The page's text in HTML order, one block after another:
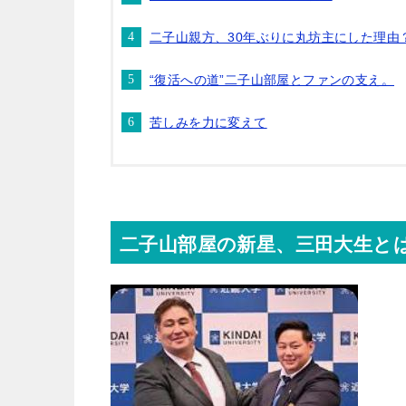
二子山親方、30年ぶりに丸坊主にした理由
“復活への道”二子山部屋とファンの支え。
苦しみを力に変えて
二子山部屋の新星、三田大生と